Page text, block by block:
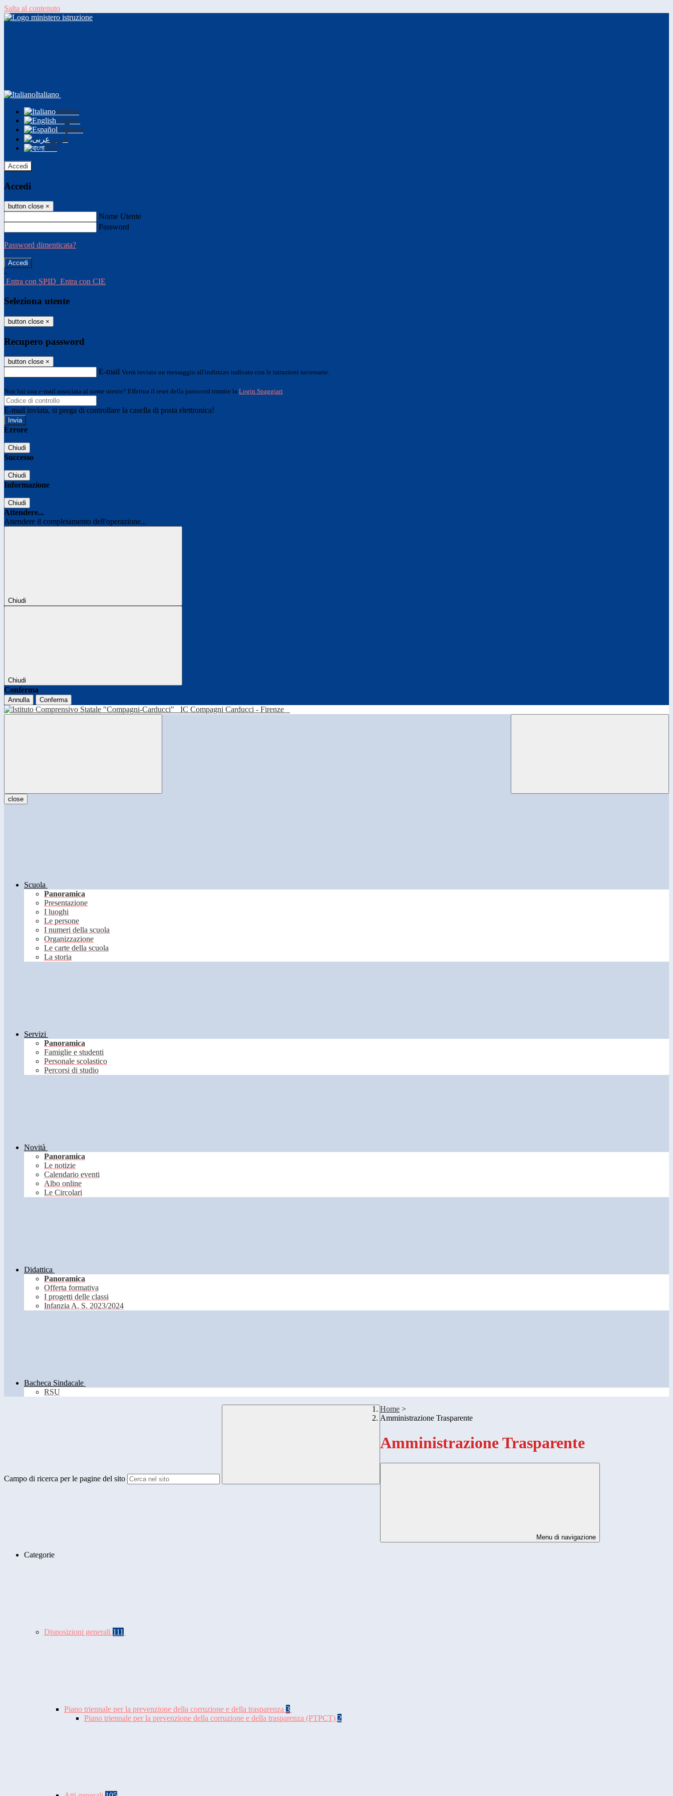
Salta al contenuto
Italiano
Italiano
English
Español
عربى
বাংলা
Accedi
Accedi
button close ×
Nome Utente
Password
Password dimenticata?
-
Entra con SPID Entra con CIE
Seleziona utente
button close ×
Recupero password
button close ×
E-mail Verrà inviato un messaggio all'indirizzo indicato con le istruzioni necessarie.
Non hai una e-mail associata al nome utente? Effettua il reset della password tramite la Login Spaggiari
E-mail inviata, si prega di controllare la casella di posta elettronica!
Errore
Chiudi
Successo
Chiudi
Informazione
Chiudi
Attendere...
Attendere il completamento dell'operazione...
Chiudi
Chiudi
Conferma
Annulla Conferma
IC Compagni Carducci - Firenze
close
Scuola
Panoramica
Presentazione
I luoghi
Le persone
I numeri della scuola
Organizzazione
Le carte della scuola
La storia
Servizi
Panoramica
Famiglie e studenti
Personale scolastico
Percorsi di studio
Novità
Panoramica
Le notizie
Calendario eventi
Albo online
Le Circolari
Didattica
Panoramica
Offerta formativa
I progetti delle classi
Infanzia A. S. 2023/2024
Bacheca Sindacale
RSU
Campo di ricerca per le pagine del sito
Home >
Amministrazione Trasparente
Amministrazione Trasparente
Menu di navigazione
Categorie
Disposizioni generali 111
Piano triennale per la prevenzione della corruzione e della trasparenza 3
Piano triennale per la prevenzione della corruzione e della trasparenza (PTPCT) 2